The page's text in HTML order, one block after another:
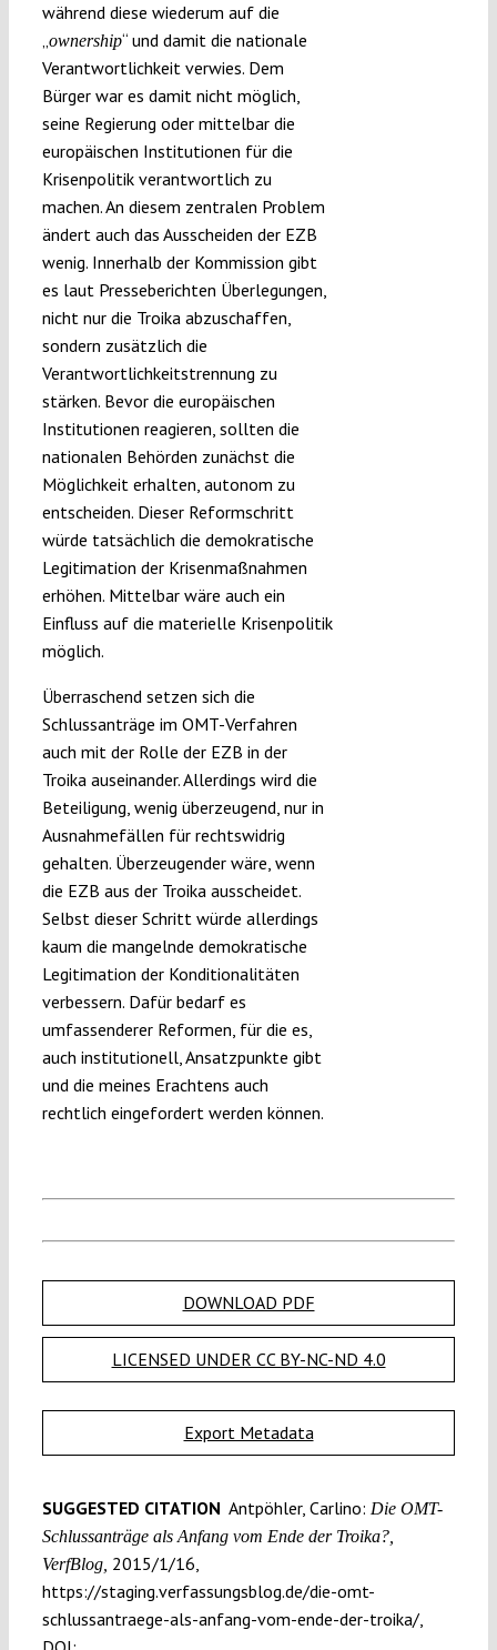
während diese wiederum auf die
„ownership“ und damit die nationale
Verantwortlichkeit verwies. Dem
Bürger war es damit nicht möglich,
seine Regierung oder mittelbar die
europäischen Institutionen für die
Krisenpolitik verantwortlich zu
machen. An diesem zentralen Problem
ändert auch das Ausscheiden der EZB
wenig. Innerhalb der Kommission gibt
es laut Presseberichten Überlegungen,
nicht nur die Troika abzuschaffen,
sondern zusätzlich die
Verantwortlichkeitstrennung zu
stärken. Bevor die europäischen
Institutionen reagieren, sollten die
nationalen Behörden zunächst die
Möglichkeit erhalten, autonom zu
entscheiden. Dieser Reformschritt
würde tatsächlich die demokratische
Legitimation der Krisenmaßnahmen
erhöhen. Mittelbar wäre auch ein
Einfluss auf die materielle Krisenpolitik
möglich.
Überraschend setzen sich die
Schlussanträge im OMT-Verfahren
auch mit der Rolle der EZB in der
Troika auseinander. Allerdings wird die
Beteiligung, wenig überzeugend, nur in
Ausnahmefällen für rechtswidrig
gehalten. Überzeugender wäre, wenn
die EZB aus der Troika ausscheidet.
Selbst dieser Schritt würde allerdings
kaum die mangelnde demokratische
Legitimation der Konditionalitäten
verbessern. Dafür bedarf es
umfassenderer Reformen, für die es,
auch institutionell, Ansatzpunkte gibt
und die meines Erachtens auch
rechtlich eingefordert werden können.
DOWNLOAD PDF
LICENSED UNDER CC BY-NC-ND 4.0
Export Metadata
SUGGESTED CITATION Antpöhler, Carlino: Die OMT-
Schlussanträge als Anfang vom Ende der Troika?,
VerfBlog, 2015/1/16,
https://staging.verfassungsblog.de/die-omt-
schlussantraege-als-anfang-vom-ende-der-troika/,